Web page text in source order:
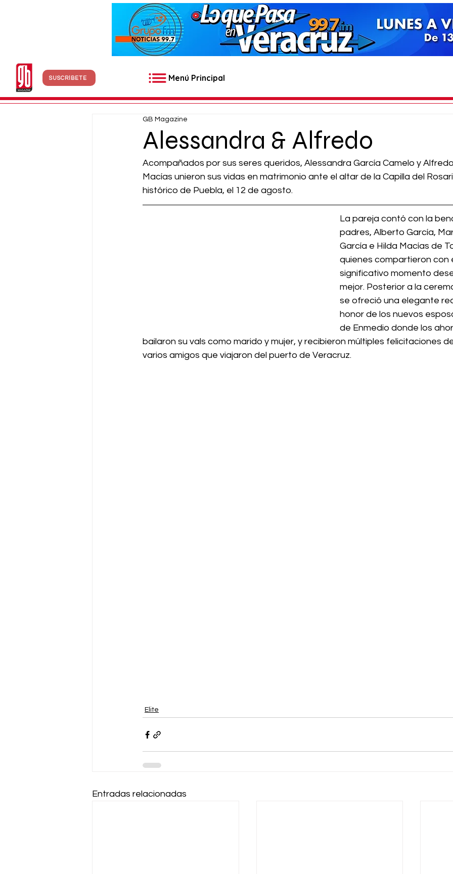
SUSCRÍBETE Menú Principal
Alessandra & Alfredo
GB Magazine
Acompañados por sus seres queridos, Alessandra García Camelo y
Macías unieron sus vidas en matrimonio ante el altar de la Capilla del
histórico de Puebla, el 12 de agosto.
La pareja contó con la
padres, Alberto García,
García e Hilda Macías de
quienes compartieron con
significativo momento
mejor. Posterior a la
se ofreció una elegante
honor de los nuevos
de Enmedio donde los
bailaron su vals como marido y mujer, y recibieron múltiples felicitaciones
varios amigos que viajaron del puerto de Veracruz.
Elite
Entradas relacionadas